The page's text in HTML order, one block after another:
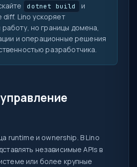
dotnet build
и
diff. Lino ускоряет
но границы домена,
и операционные решения
разработчика.
runtime и ownership. В Lino
независимые APIs в
или более крупные